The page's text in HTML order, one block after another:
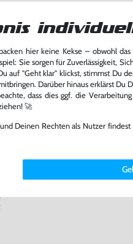
hier keine Kekse – obwohl
Sie sorgen für Zuverlässigkeit,
auf "Geht klar" klickst, stimmst Du
Darüber hinaus erklärst Du
dass dies ggf. die
🚀
Deinen Rechten als Nutzer findest